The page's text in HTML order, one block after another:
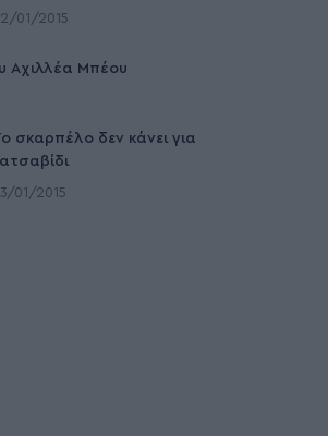
01/2015
Αχιλλέα Μπέου
σκαρπέλο δεν κάνει για
01/2015